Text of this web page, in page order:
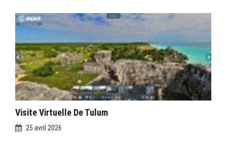
Visite Virtuelle De Tulum
25 avril 2026